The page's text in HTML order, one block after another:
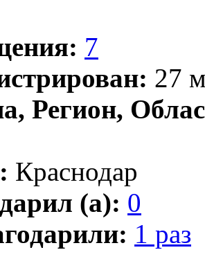
7
27
Регион,
Краснодар
(а): 0
1 раз